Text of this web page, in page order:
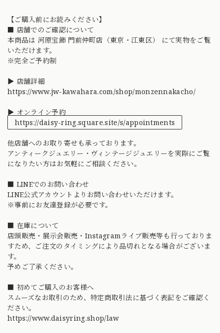
【ご購入前にお読みください】
■ 店舗でのご確認について
本商品は 河原宝飾 門前仲町店（東京・江東区） にて実物をご覧
いただけます。
※完全ご予約制
▶ 店舗詳細
https://www.jw-kawahara.com/shop/monzennakacho/
▶ オンライン予約
https://daisy-ring.square.site/s/appointments
他店舗へのお取り寄せも承っております。
アンティークジュエリー・ヴィンテージジュエリーを実際にご覧
になりたい方はお気軽にご相談ください。
■ LINEでのお問い合わせ
LINE公式アカウントよりお問い合わせいただけます。
※事前にお友達登録が必要です。
■ 在庫について
店頭販売・展示会販売・Instagramライブ販売等も行っておりま
すため、ご注文のタイミングにより品切れとなる場合がございま
す。
予めご了承ください。
■ 初めてご購入のお客様へ
スムーズなお取引のため、特定商取引法に基づく表記をご確認く
ださい。
https://www.daisyring.shop/law